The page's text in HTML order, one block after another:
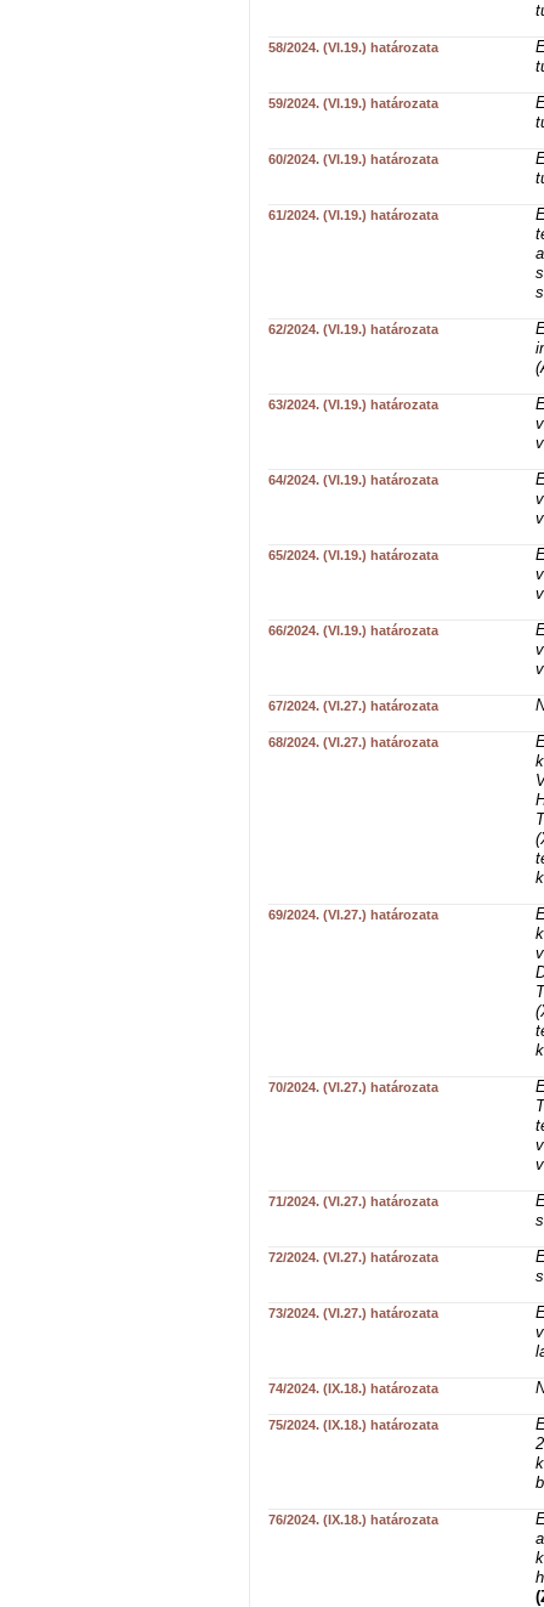
58/2024. (VI.19.) határozata
59/2024. (VI.19.) határozata
60/2024. (VI.19.) határozata
61/2024. (VI.19.) határozata
62/2024. (VI.19.) határozata
63/2024. (VI.19.) határozata
64/2024. (VI.19.) határozata
65/2024. (VI.19.) határozata
66/2024. (VI.19.) határozata
67/2024. (VI.27.) határozata
68/2024. (VI.27.) határozata
69/2024. (VI.27.) határozata
70/2024. (VI.27.) határozata
71/2024. (VI.27.) határozata
72/2024. (VI.27.) határozata
73/2024. (VI.27.) határozata
74/2024. (IX.18.) határozata
75/2024. (IX.18.) határozata
76/2024. (IX.18.) határozata